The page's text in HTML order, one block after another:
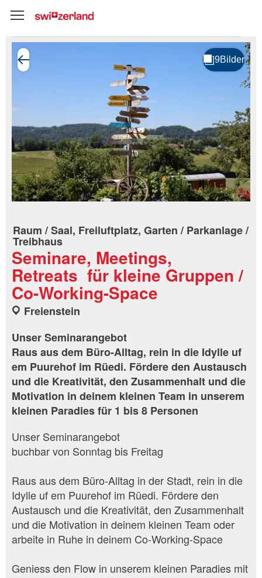
Raum / Saal, Freiluftplatz, Garten / Parkanlage /
Treibhaus
Seminare, Meetings,
Retreats für kleine Gruppen /
Co-Working-Space
Freienstein
Unser Seminarangebot
Raus aus dem Büro-Alltag, rein in die Idylle uf
em Puurehof im Rüedi. Fördere den Austausch
und die Kreativität, den Zusammenhalt und die
Motivation in deinem kleinen Team in unserem
kleinen Paradies für 1 bis 8 Personen
Unser Seminarangebot
buchbar von Sonntag bis Freitag
Raus aus dem Büro-Alltag in der Stadt, rein in die
Idylle uf em Puurehof im Rüedi. Fördere den
Austausch und die Kreativität, den Zusammenhalt
und die Motivation in deinem kleinen Team oder
arbeite in Ruhe in deinem Co-Working-Space
Geniess den Flow in unserem kleinen Paradies mit